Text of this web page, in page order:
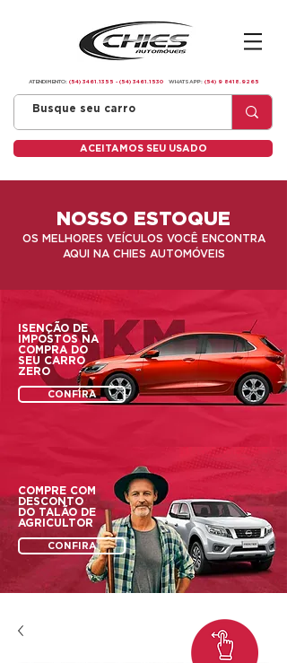
ATENDIMENTO: (54) 3461.1355 -(54) 3461.1530 WHATSAPP: (54) 9 8418.9265
ACEITAMOS SEU USADO
NOSSO ESTOQUE
OS MELHORES VEÍCULOS VOCÊ ENCONTRA
AQUI NA CHIES AUTOMÓVEIS
ISENÇÃO DE
IMPOSTOS NA
COMPRA DO
SEU CARRO
ZERO
CONFIRA
COMPRE COM
DESCONTO
DO TALÃO DE
AGRICULTOR
CONFIRA